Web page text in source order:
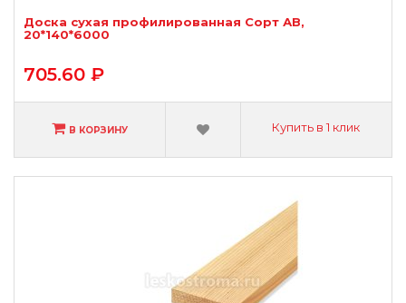
Доска сухая профилированная Сорт АВ,
20*140*6000
705.60 ₽
В КОРЗИНУ Купить в 1 клик